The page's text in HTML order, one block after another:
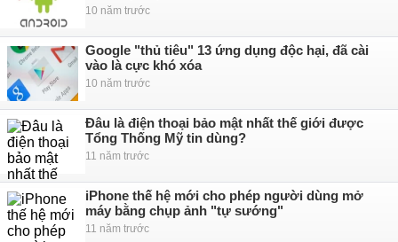
10 năm trước
Google "thủ tiêu" 13 ứng dụng độc hại, đã cài
vào là cực khó xóa
10 năm trước
Đâu là điện thoại bảo mật nhất thế giới được
Tổng Thống Mỹ tin dùng?
11 năm trước
iPhone thế hệ mới cho phép người dùng mở
máy bằng chụp ảnh "tự sướng"
11 năm trước